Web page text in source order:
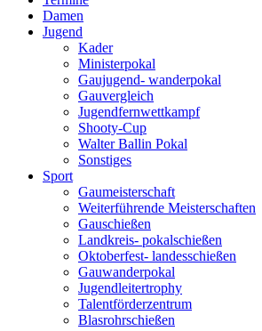
Damen
Jugend
Kader
Ministerpokal
Gaujugend- wanderpokal
Gauvergleich
Jugendfernwettkampf
Shooty-Cup
Walter Ballin Pokal
Sonstiges
Sport
Gaumeisterschaft
Weiterführende Meisterschaften
Gauschießen
Landkreis- pokalschießen
Oktoberfest- landesschießen
Gauwanderpokal
Jugendleitertrophy
Talentförderzentrum
Blasrohrschießen